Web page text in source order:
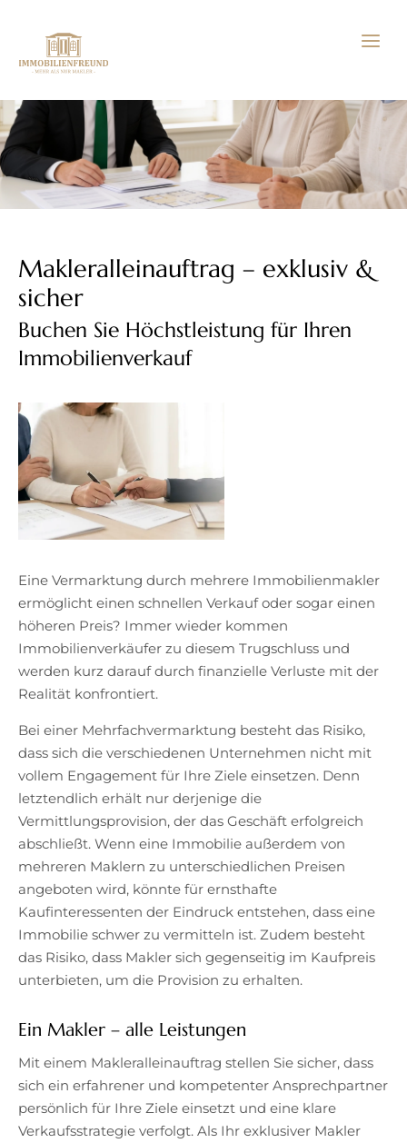
springen
Makleralleinauftrag – exklusiv &
sicher
Buchen Sie Höchstleistung für Ihren
Immobilienverkauf
Eine Vermarktung durch mehrere Immobilienmakler
ermöglicht einen schnellen Verkauf oder sogar einen
höheren Preis? Immer wieder kommen
Immobilienverkäufer zu diesem Trugschluss und
werden kurz darauf durch finanzielle Verluste mit der
Realität konfrontiert.
Bei einer Mehrfachvermarktung besteht das Risiko,
dass sich die verschiedenen Unternehmen nicht mit
vollem Engagement für Ihre Ziele einsetzen. Denn
letztendlich erhält nur derjenige die
Vermittlungsprovision, der das Geschäft erfolgreich
abschließt. Wenn eine Immobilie außerdem von
mehreren Maklern zu unterschiedlichen Preisen
angeboten wird, könnte für ernsthafte
Kaufinteressenten der Eindruck entstehen, dass eine
Immobilie schwer zu vermitteln ist. Zudem besteht
das Risiko, dass Makler sich gegenseitig im Kaufpreis
unterbieten, um die Provision zu erhalten.
Ein Makler – alle Leistungen
Mit einem Makleralleinauftrag stellen Sie sicher, dass
sich ein erfahrener und kompetenter Ansprechpartner
persönlich für Ihre Ziele einsetzt und eine klare
Verkaufsstrategie verfolgt. Als Ihr exklusiver Makler